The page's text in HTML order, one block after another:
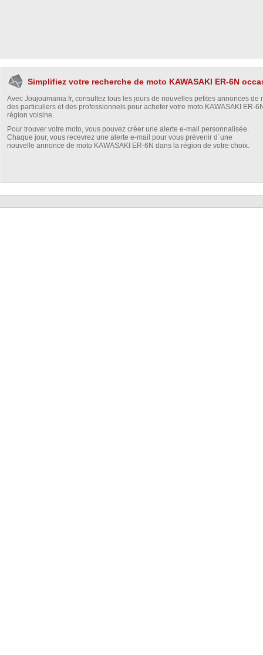
Simplifiez votre recherche de moto KAWASAKI ER-6N
Avec Joujoumania.fr, consultez tous les jours de nouvelles petites annonces de
des particuliers et des professionnels pour acheter votre moto KAWASAKI ER-
région voisine.
Pour trouver votre moto, vous pouvez créer une alerte e-mail personnalisée.
Chaque jour, vous recevrez une alerte e-mail pour vous prévenir d´une
nouvelle annonce de moto KAWASAKI ER-6N dans la région de votre choix.